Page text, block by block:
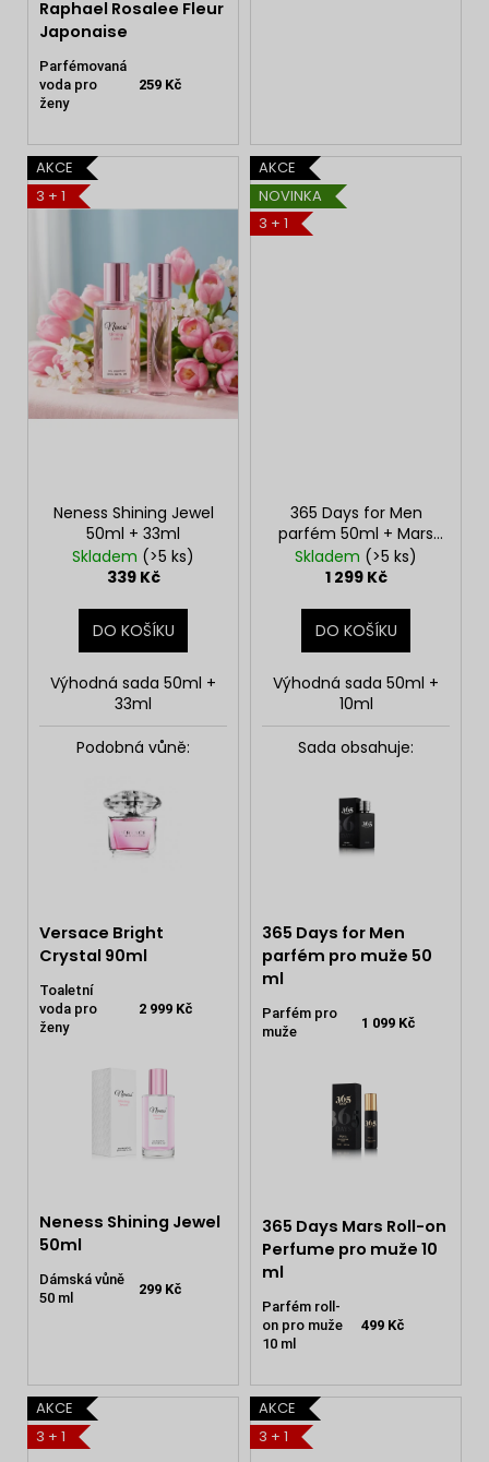
Raphael Rosalee Fleur
Japonaise
Parfémovaná
voda pro
ženy
259 Kč
AKCE
3 + 1
Neness Shining Jewel
50ml + 33ml
Skladem (>5 ks)
339 Kč
DO KOŠÍKU
Výhodná sada 50ml +
33ml
Podobná vůně:
Versace Bright
Crystal 90ml
Toaletní
voda pro
ženy
2 999 Kč
Neness Shining Jewel
50ml
Dámská vůně
50 ml
299 Kč
AKCE
NOVINKA
3 + 1
365 Days for Men
parfém 50ml + Mars
10ml roll-on
Skladem (>5 ks)
1 299 Kč
DO KOŠÍKU
Výhodná sada 50ml +
10ml
Sada obsahuje:
365 Days for Men
parfém pro muže 50
ml
Parfém pro
muže
1 099 Kč
365 Days Mars Roll-on
Perfume pro muže 10
ml
Parfém roll-
on pro muže
10 ml
499 Kč
AKCE
3 + 1
AKCE
3 + 1